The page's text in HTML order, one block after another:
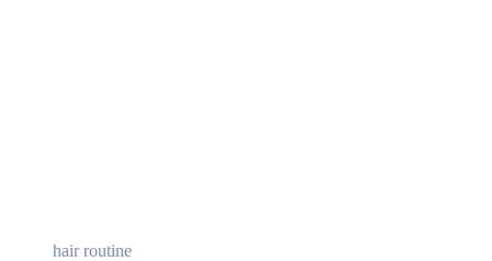
hair routine